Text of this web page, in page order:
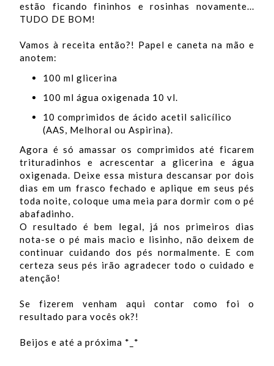
estão ficando fininhos e rosinhas novamente...
TUDO DE BOM!
Vamos à receita então?! Papel e caneta na mão e
anotem:
100 ml glicerina
100 ml água oxigenada 10 vl.
10 comprimidos de ácido acetil salicílico
(AAS, Melhoral ou Aspirina).
Agora é só amassar os comprimidos até ficarem
trituradinhos e acrescentar a glicerina e água
oxigenada. Deixe essa mistura descansar por dois
dias em um frasco fechado e aplique em seus pés
toda noite, coloque uma meia para dormir com o pé
abafadinho.
O resultado é bem legal, já nos primeiros dias
nota-se o pé mais macio e lisinho, não deixem de
continuar cuidando dos pés normalmente. E com
certeza seus pés irão agradecer todo o cuidado e
atenção!
Se fizerem venham aqui contar como foi o
resultado para vocês ok?!
Beijos e até a próxima *_*